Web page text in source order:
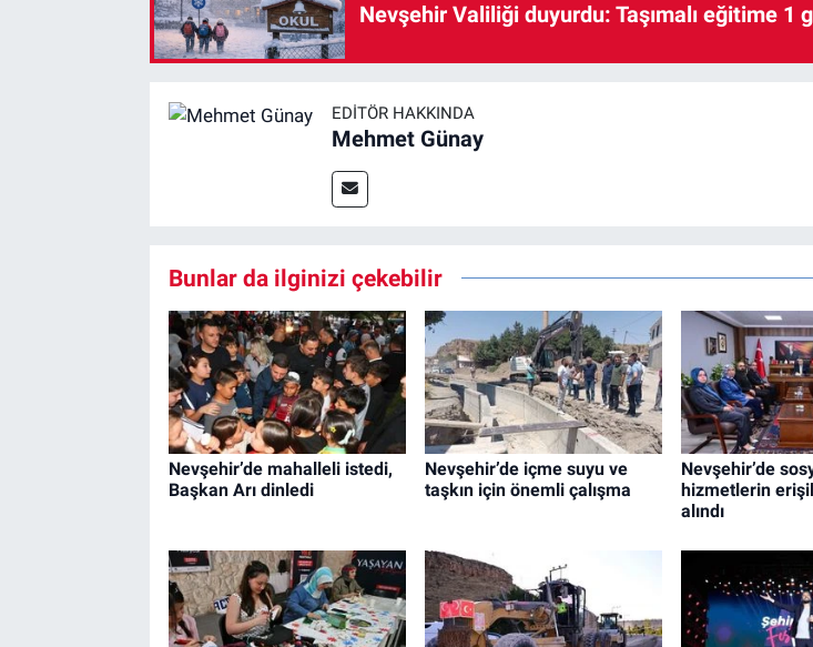
Nevşehir Valiliği duyurdu: Taşımalı eğitime 1
EDITÖR HAKKINDA
Mehmet Günay
Bunlar da ilginizi çekebilir
Nevşehir’de mahalleli istedi,
Başkan Arı dinledi
Nevşehir’de içme suyu ve
taşkın için önemli çalışma
Nevşehir’de
hizmetlerin
alındı